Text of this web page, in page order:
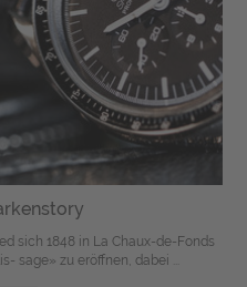
sich 1848 in La Chaux-de-Fonds
sage» zu eröffnen, dabei ...